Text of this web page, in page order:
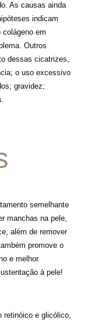
As causas ainda
indicam
em
Outros
dessas cicatrizes,
o uso excessivo
gravidez;
semelhante
manchas na pele,
além de remover
promove o
e melhor
à pele!
e glicólico,